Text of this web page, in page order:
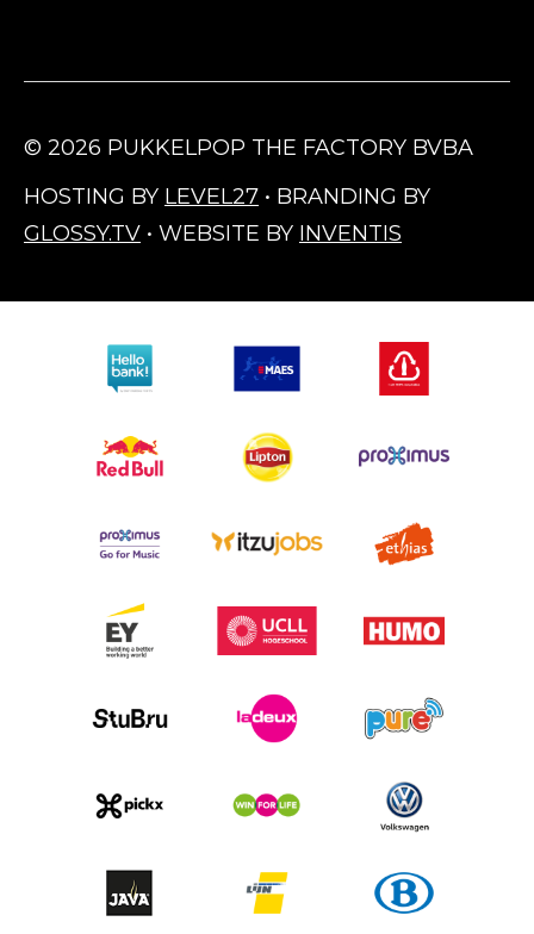
© 2026 PUKKELPOP THE FACTORY BVBA
HOSTING BY LEVEL27 • BRANDING BY
GLOSSY.TV • WEBSITE BY INVENTIS